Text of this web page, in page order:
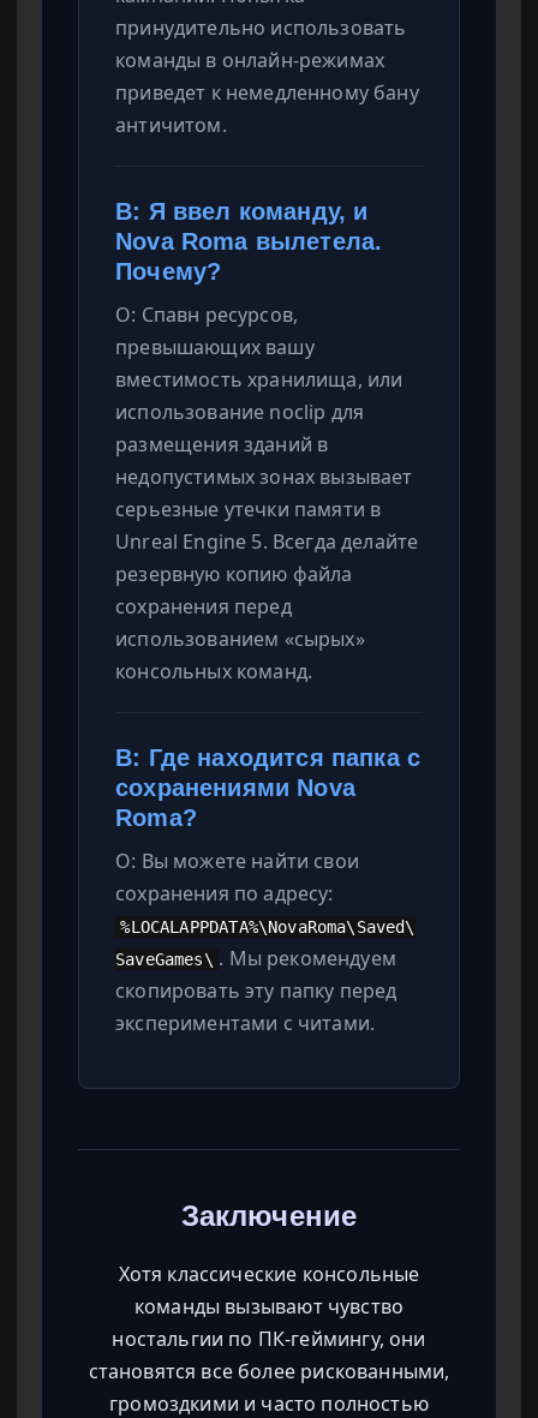
принудительно использовать
команды в онлайн-режимах
приведет к немедленному бану
античитом.
В: Я ввел команду, и
Nova Roma вылетела.
Почему?
О: Спавн ресурсов,
превышающих вашу
вместимость хранилища, или
использование noclip для
размещения зданий в
недопустимых зонах вызывает
серьезные утечки памяти в
Unreal Engine 5. Всегда делайте
резервную копию файла
сохранения перед
использованием «сырых»
консольных команд.
В: Где находится папка с
сохранениями Nova
Roma?
О: Вы можете найти свои
сохранения по адресу:
%LOCALAPPDATA%\NovaRoma\Saved\
SaveGames\ . Мы рекомендуем
скопировать эту папку перед
экспериментами с читами.
Заключение
Хотя классические консольные
команды вызывают чувство
ностальгии по ПК-геймингу, они
становятся все более рискованными,
громоздкими и часто полностью